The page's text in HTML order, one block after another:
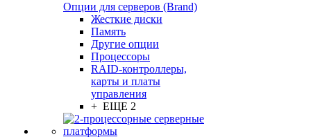
Опции для серверов (Brand)
Жесткие диски
Память
Другие опции
Процессоры
RAID-контроллеры,
карты и платы
управления
+ ЕЩЕ 2